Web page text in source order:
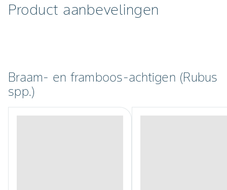
Product aanbevelingen
Braam- en framboos-achtigen (Rubus
spp.)